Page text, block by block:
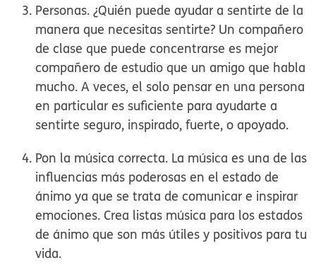
Personas. ¿Quién puede ayudar a sentirte de la
manera que necesitas sentirte? Un compañero
de clase que puede concentrarse es mejor
compañero de estudio que un amigo que habla
mucho. A veces, el solo pensar en una persona
en particular es suficiente para ayudarte a
sentirte seguro, inspirado, fuerte, o apoyado.
Pon la música correcta. La música es una de las
influencias más poderosas en el estado de
ánimo ya que se trata de comunicar e inspirar
emociones. Crea listas música para los estados
de ánimo que son más útiles y positivos para tu
vida.